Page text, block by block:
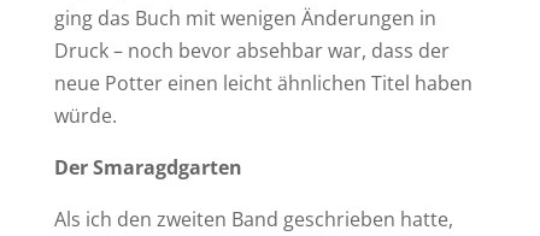
ging das Buch mit wenigen Änderungen in
Druck – noch bevor absehbar war, dass der
neue Potter einen leicht ähnlichen Titel haben
würde.
Der Smaragdgarten
Als ich den zweiten Band geschrieben hatte,